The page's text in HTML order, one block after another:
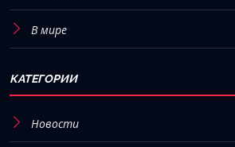
В мире
КАТЕГОРИИ
Новости